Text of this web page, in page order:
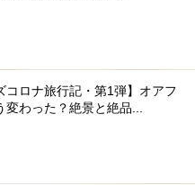
コロナ旅行記・第1弾】オアフ
変わった？絶景と絶品...